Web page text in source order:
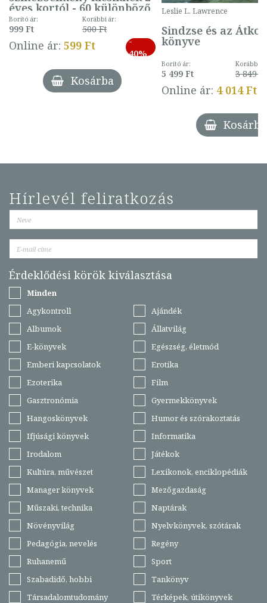
éves kortól - 60 különböző
mintával (gombás)
Borító ár:
999 Ft
Korábbi ár:
500 Ft
Online ár: 599 Ft
-
40%
Kosárba
Leslie L. Lawrence
Sindzse és az Átkok
könyve
Borító ár:
5 499 Ft
Korábbi
3 849 Ft
Online ár: 4 014 Ft
Kosárba
Hírlevél feliratkozás
Érdeklődési körök kiválasztása
Minden
Agykontroll
Ajándék
Albumok
Állatvilág
E-könyvek
Egészség, életmód
Emberi kapcsolatok
Erotika
Ezoterika
Film
Gasztronómia
Gyermekkönyvek
Hangoskönyvek
Humor és szórakoztatás
Ifjúsági könyvek
Informatika
Irodalom
Játékok
Kultúra, művészet
Lexikonok, enciklopédiák
Manager könyvek
Mezőgazdaság
Műszaki, technika
Naptárak
Növényvilág
Nyelvkönyvek, szótárak
Pedagógia, nevelés
Regény
Ruhanemű
Sport
Szabadidő, hobbi
Tankönyv
Társadalomtudomány
Térképek, útikönyvek